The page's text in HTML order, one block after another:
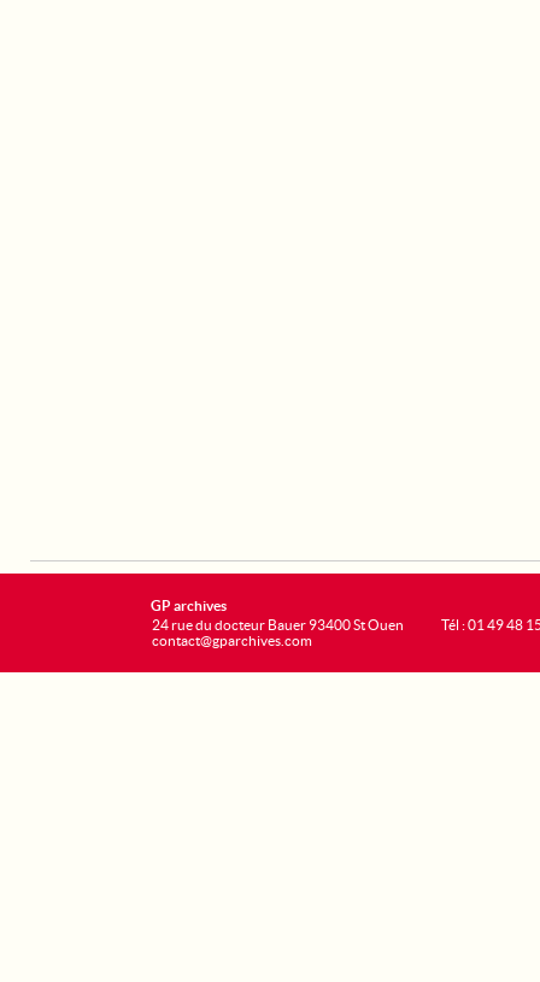
GP archives
24 rue du docteur Bauer 93400 St Ouen
contact@gparchives.com
Tél : 01 49 48